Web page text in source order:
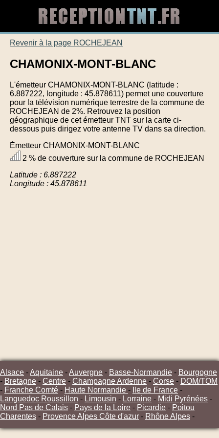
Revenir à la page ROCHEJEAN
CHAMONIX-MONT-BLANC
L'émetteur CHAMONIX-MONT-BLANC (latitude :
6.887222, longitude : 45.878611) permet une couverture
pour la télévision numérique terrestre de la commune de
ROCHEJEAN de 2%. Retrouvez la position
géographique de cet émetteur TNT sur la carte ci-
dessous puis dirigez votre antenne TV dans sa direction.
Émetteur CHAMONIX-MONT-BLANC
2 % de couverture sur la commune de ROCHEJEAN
Latitude : 6.887222
Longitude : 45.878611
Alsace -Aquitaine -Auvergne - Basse-Normandie - Bourgogne
- Bretagne - Centre - Champagne Ardenne - Corse - DOM/TOM
- Franche Comté - Haute Normandie - Ile de France -
Languedoc Roussillon - Limousin - Lorraine - Midi Pyrénées -
Nord Pas de Calais - Pays de la Loire - Picardie - Poitou
Charentes - Provence Alpes Côte d'azur - Rhône Alpes -